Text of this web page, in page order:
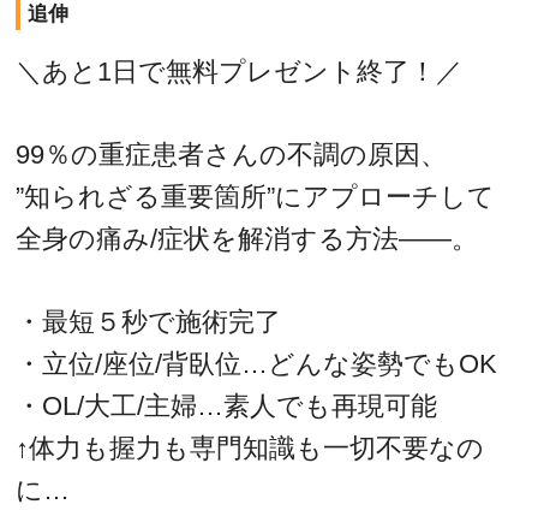
追伸
＼あと1日で無料プレゼント終了！／
99％の重症患者さんの不調の原因、
”知られざる重要箇所”にアプローチして
全身の痛み/症状を解消する方法――。
・最短５秒で施術完了
・立位/座位/背臥位…どんな姿勢でもOK
・OL/大工/主婦…素人でも再現可能
↑体力も握力も専門知識も一切不要なの
に…